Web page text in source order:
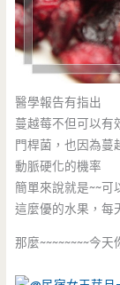
醫學報告有指出
蔓越莓不但可以有
門桿菌，也因為蔓
動脈硬化的機率
簡單來說就是~~
這麼優的水果，每
那麼~~~~~~~~今